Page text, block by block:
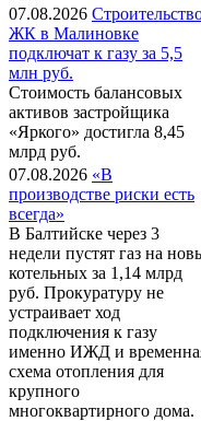
07.08.2026
ЖК в Малиновке
подключат к газу за 5,5
млн руб.
Стоимость балансовых
активов застройщика
«Яркого» достигла 8,45
млрд руб.
07.08.2026 «В
производстве риски есть
всегда»
В Балтийске через 3
недели пустят газ на
котельных за 1,14 млрд
руб. Прокуратуру не
устраивает ход
подключения к газу
именно ИЖД и
схема отопления для
крупного
многоквартирного дома.